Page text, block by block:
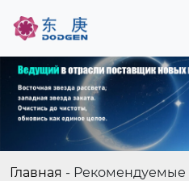
Главная - Рекомендуемые